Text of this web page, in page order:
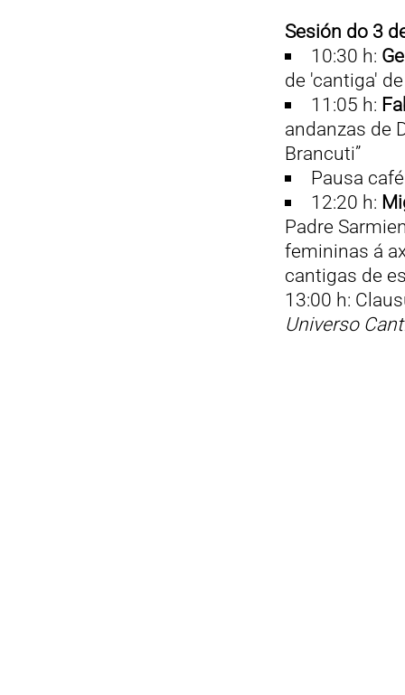
Sesión do 3
10:30 h:
de 'cantiga'
11:05 h:
andanzas de
Brancuti”
Pausa café
12:20 h:
Padre
femininas á
cantigas de
13:00 h:
Universo